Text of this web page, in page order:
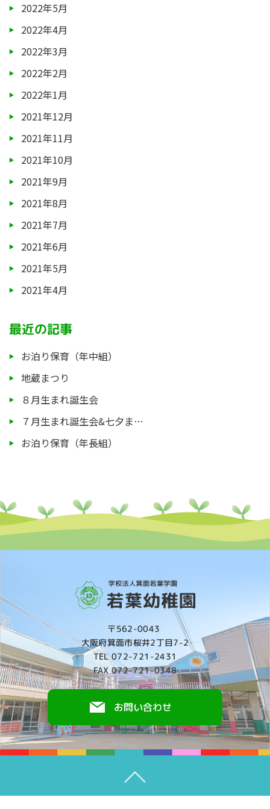
2022年5月
2022年4月
2022年3月
2022年2月
2022年1月
2021年12月
2021年11月
2021年10月
2021年9月
2021年8月
2021年7月
2021年6月
2021年5月
2021年4月
最近の記事
お泊り保育（年中組）
地蔵まつり
８月生まれ誕生会
７月生まれ誕生会&七夕ま…
お泊り保育（年長組）
〒562-0043
大阪府箕面市桜井2丁目7-2
TEL 072-721-2431
FAX 072-721-0348
お問い合わせ